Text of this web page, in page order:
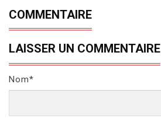
COMMENTAIRE
LAISSER UN COMMENTAIRE
Nom*